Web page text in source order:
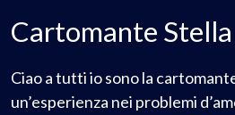
Cartomante Stella
Ciao a tutti io sono la
un’esperienza nei problemi